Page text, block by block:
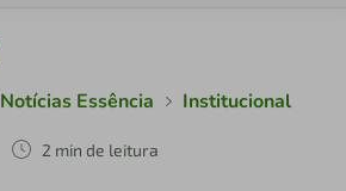
Notícias Essência Institucional
2 min de leitura